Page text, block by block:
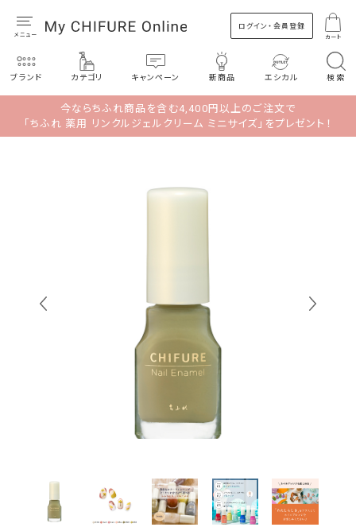
ログイン・会員登録
カート
ブランド カテゴリ キャンペーン 新商品 エシカル 検索
今ならちふれ商品を含む4,400円以上のご注文で
「ちふれ 薬用 リンクルジェルクリーム ミニサイズ」をプレゼント！